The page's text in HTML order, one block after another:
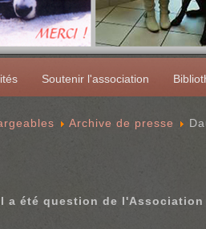
Soutenir l'association
Archive de presse
a été question de l'Association